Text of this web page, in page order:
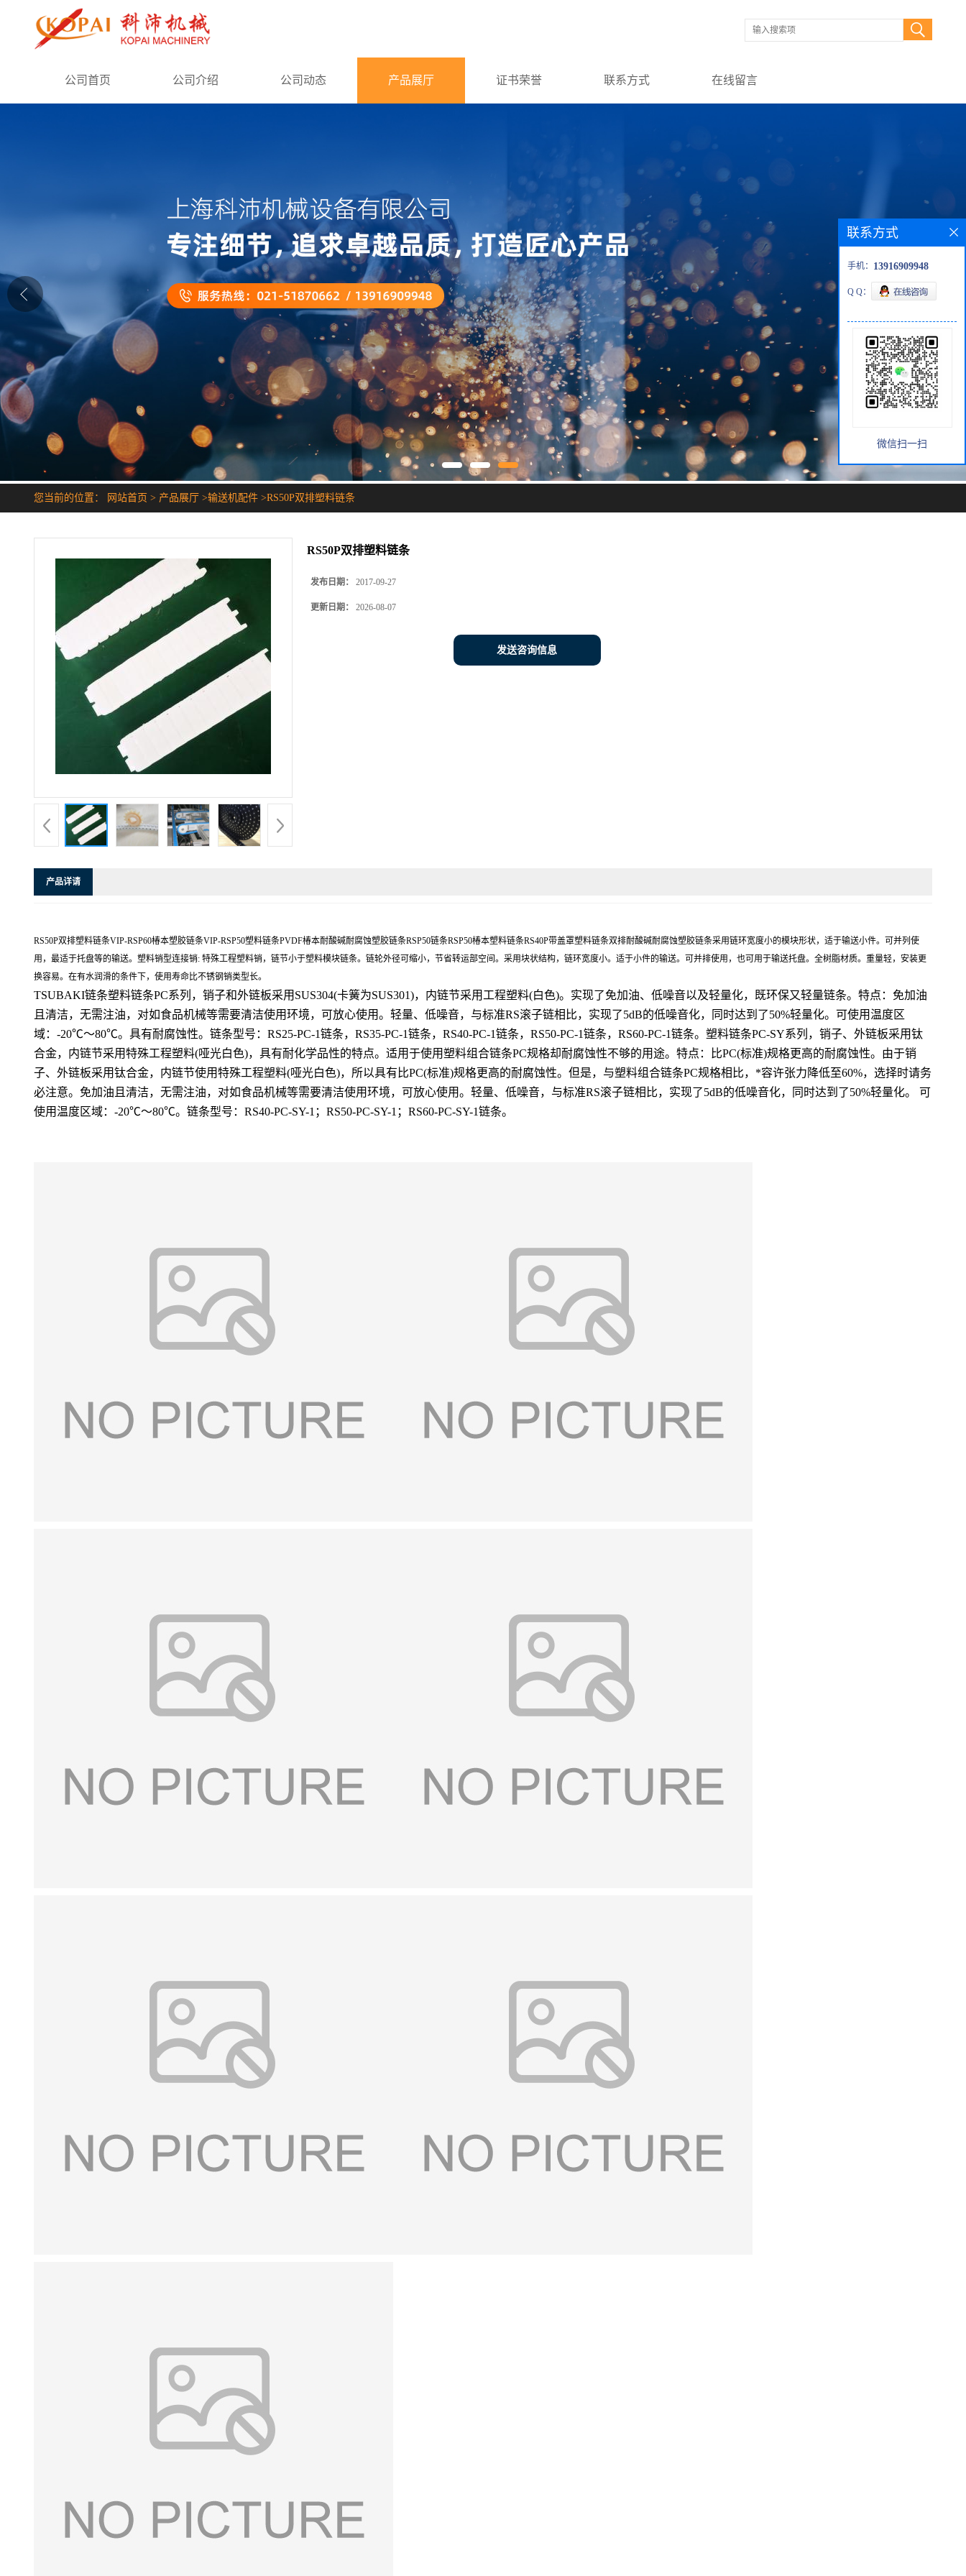
公司首页
公司首页 公司介绍 公司动态 产品展厅 证书荣誉 联系方式 在线留言
您当前的位置： 网站首页 > 产品展厅 >输送机配件 >RS50P双排塑料链条
RS50P双排塑料链条
发布日期： 2017-09-27
更新日期： 2026-08-07
发送咨询信息
产品详请
RS50P双排塑料链条VIP-RSP60椿本塑胶链条VIP-RSP50塑料链条PVDF椿本耐酸碱耐腐蚀塑胶链条RSP50链条RSP50椿本塑料链条RS40P带盖罩塑料链条双排耐酸碱耐腐蚀塑胶链条采用链环宽度小的模块形状，适于输送小件。可并列使
用，最适于托盘等的输送。塑料销型连接销: 特殊工程塑料销，链节小于塑料模块链条。链轮外径可缩小，节省转运部空间。采用块状结构，链环宽度小。适于小件的输送。可并排使用，也可用于输送托盘。全树脂材质。重量轻，安装更
换容易。在有水润滑的条件下，使用寿命比不锈钢销类型长。
TSUBAKI链条塑料链条PC系列，销子和外链板采用SUS304(卡簧为SUS301)，内链节采用工程塑料(白色)。实现了免加油、低噪音以及轻量化，既环保又轻量链条。特点：免加油
且清洁，无需注油，对如食品机械等需要清洁使用环境，可放心使用。轻量、低噪音，与标准RS滚子链相比，实现了5dB的低噪音化，同时达到了50%轻量化。可使用温度区
域：-20℃～80℃。具有耐腐蚀性。链条型号：RS25-PC-1链条，RS35-PC-1链条，RS40-PC-1链条，RS50-PC-1链条，RS60-PC-1链条。塑料链条PC-SY系列，销子、外链板采用钛
合金，内链节采用特殊工程塑料(哑光白色)，具有耐化学品性的特点。适用于使用塑料组合链条PC规格却耐腐蚀性不够的用途。特点：比PC(标准)规格更高的耐腐蚀性。由于销
子、外链板采用钛合金，内链节使用特殊工程塑料(哑光白色)，所以具有比PC(标准)规格更高的耐腐蚀性。但是，与塑料组合链条PC规格相比，*容许张力降低至60%，选择时请务
必注意。免加油且清洁，无需注油，对如食品机械等需要清洁使用环境，可放心使用。轻量、低噪音，与标准RS滚子链相比，实现了5dB的低噪音化，同时达到了50%轻量化。 可
使用温度区域：-20℃～80℃。链条型号：RS40-PC-SY-1；RS50-PC-SY-1；RS60-PC-SY-1链条。
联系方式
手机： 13916909948
Q Q：
微信扫一扫